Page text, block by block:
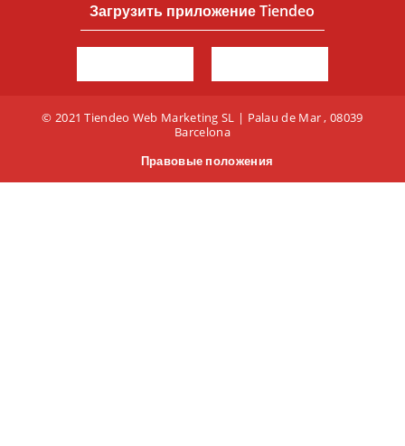
Загрузить приложение Tiendeo
© 2021 Tiendeo Web Marketing SL | Palau de Mar , 08039
Barcelona
Правовые положения